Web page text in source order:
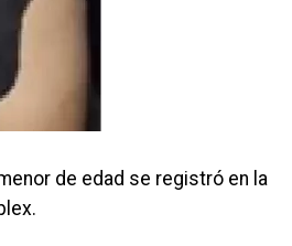
menor de edad se registró en la